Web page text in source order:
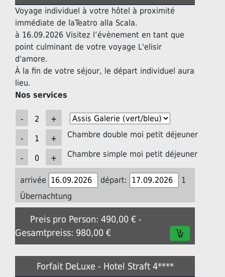
Voyage individuel à votre hôtel à proximité
immédiate de laTeatro alla Scala.
à 16.09.2026 Visitez l’évènement en tant que
point culminant de votre voyage L'elisir
d'amore.
À la fin de votre séjour, le départ individuel aura
lieu.
Nos services
Chambre double moi petit déjeuner
Chambre simple moi petit déjeuner
arrivée départ:
1
Übernachtung
Preis pro Person: 490,00 € -
Gesamtpreiss: 980,00 €
Forfait DeLuxe - Hotel Straft 4****